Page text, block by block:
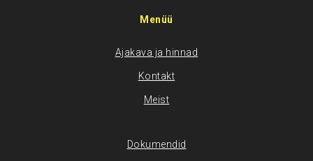
Menüü
Ajakava ja hinnad
Kontakt
Meist
Dokumendid